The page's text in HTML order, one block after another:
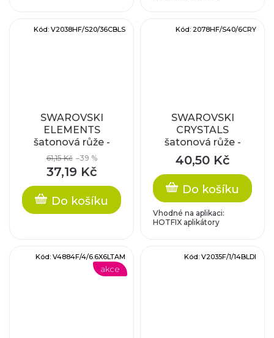
SWAROVSKI
ELEMENTS
šatonová růže -
nažehlovací (s
vrstvou lepidla),
crystal bl.sh., SS20
61,15 Kč –39 %
37,19 Kč
Do košíku
Kód: V2038HF/S20/36CBLS
SWAROVSKI
CRYSTALS
šatonová růže -
nažehlovací (s
vrstvou lepidla),
40,50 Kč
Do košíku
Vhodné na aplikaci:
HOTFIX aplikátory
Kód: 2078HF/S40/6CRY
akce
Kód: V4884F/4/6.6X6LTAM Kód: V2035F/1/14BLDI